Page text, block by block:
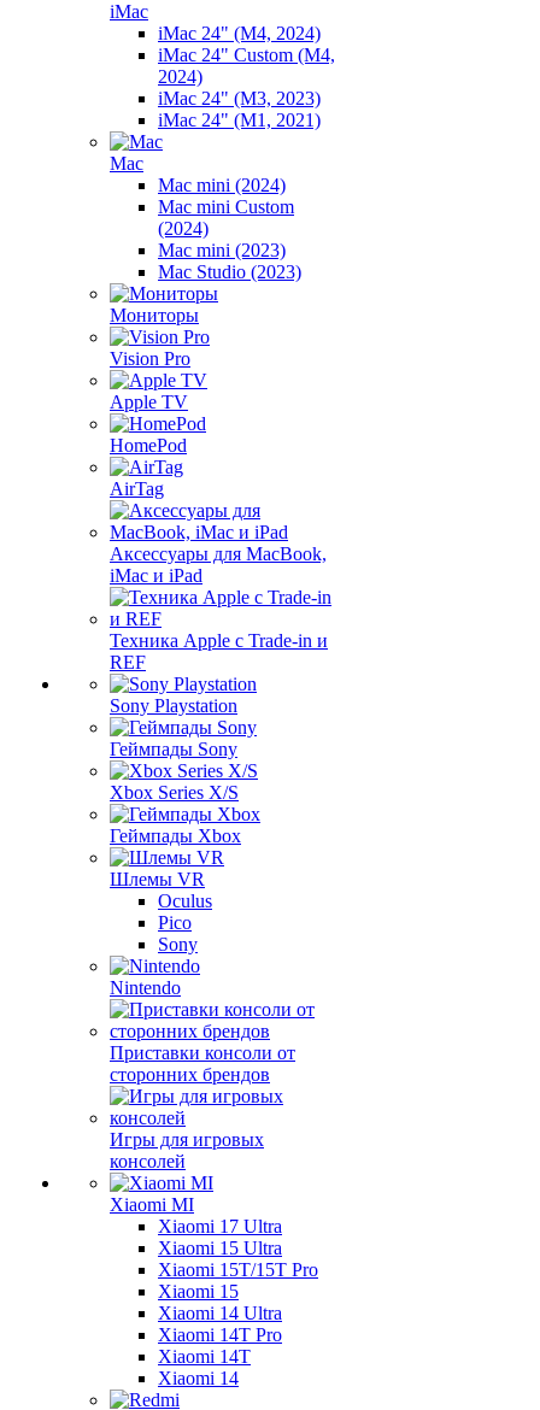
iMac
iMac 24" (M4, 2024)
iMac 24" Custom (M4,
2024)
iMac 24" (M3, 2023)
iMac 24" (M1, 2021)
Mac
Mac mini (2024)
Mac mini Custom
(2024)
Mac mini (2023)
Mac Studio (2023)
Мониторы
Vision Pro
Apple TV
HomePod
AirTag
Аксессуары для MacBook,
iMac и iPad
Техника Apple с Trade-in и
REF
Sony Playstation
Геймпады Sony
Xbox Series X/S
Геймпады Xbox
Шлемы VR
Oculus
Pico
Sony
Nintendo
Приставки консоли от
сторонних брендов
Игры для игровых
консолей
Xiaomi MI
Xiaomi 17 Ultra
Xiaomi 15 Ultra
Xiaomi 15T/15T Pro
Xiaomi 15
Xiaomi 14 Ultra
Xiaomi 14T Pro
Xiaomi 14T
Xiaomi 14